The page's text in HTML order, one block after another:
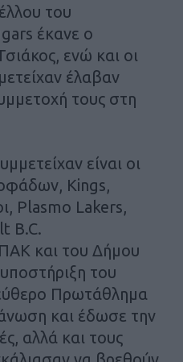
του
έκανε ο
ενώ και οι
έλαβαν
τους στη
είναι οι
Kings,
Plasmo Lakers,
B.C.
και του Δήμου
του
Πρωτάθλημα
και έδωσε την
αλλά και τους